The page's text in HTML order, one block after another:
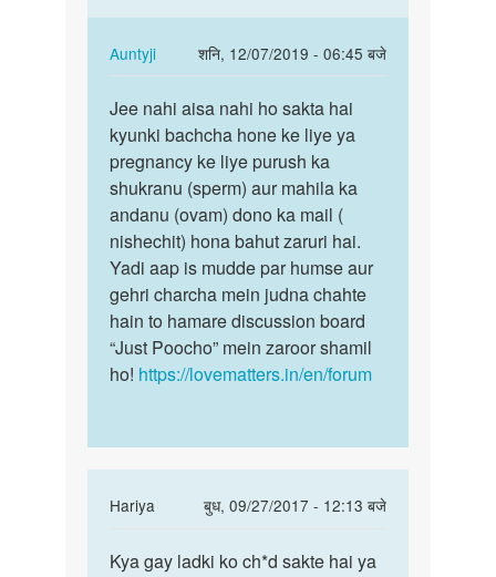
pasand
by
Nency
karne…
Auntyji
शनि, 12/07/2019 - 06:45 बजे
In
reply
to
kiya
ladka
ladka
sex
karne…
by
bibeck
Jee
nahi
aisa
nahi
ho
sakta…
Jee nahi aisa nahi ho sakta hai
kyunki bachcha hone ke liye ya
pregnancy ke liye purush ka
shukranu (sperm) aur mahila ka
andanu (ovam) dono ka mail (
nishechit) hona bahut zaruri hai.
Yadi aap is mudde par humse aur
gehri charcha mein judna chahte
hain to hamare discussion board
“Just Poocho” mein zaroor shamil
ho! https://lovematters.in/en/forum
Hariya
बुध, 09/27/2017 - 12:13 बजे
to
Kya
Kya gay ladki ko ch*d sakte hai ya